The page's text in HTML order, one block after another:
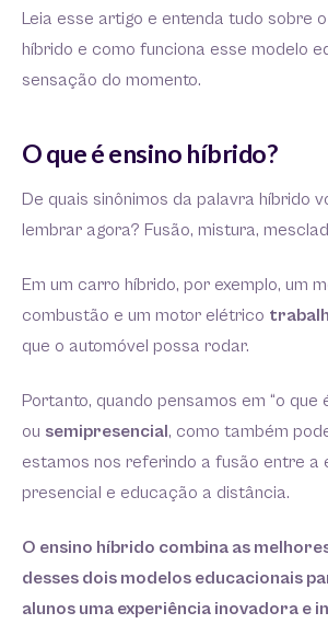
Leia esse artigo e entenda tudo sobre
híbrido e como funciona esse modelo
sensação do momento.
O que é ensino híbrido?
De quais sinônimos da palavra híbrido
lembrar agora? Fusão, mistura,
Em um carro híbrido, por exemplo, um
combustão e um motor elétrico
que o automóvel possa rodar.
Portanto, quando pensamos em “o que
ou semipresencial, como também
estamos nos referindo a fusão entre a
presencial e educação a distância.
O ensino híbrido combina as
desses dois modelos educacionais
alunos uma experiência inovadora e